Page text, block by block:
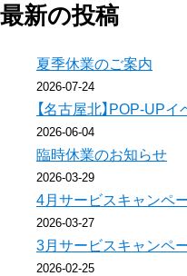
事
へ
の
リ
ン
ク
最新の投稿
夏季休業のご案内
2026-07-24
【名古屋北】POP-UP
2026-06-04
臨時休業のお知らせ
2026-03-29
4月サービスキャンペ
2026-03-27
3月サービスキャンペ
2026-02-25